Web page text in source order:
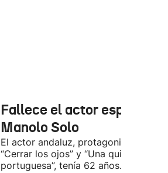
Fallece el actor español
Manolo Solo
El actor andaluz, protagonista de
“Cerrar los ojos” y “Una quinta
portuguesa”, tenía 62 años.